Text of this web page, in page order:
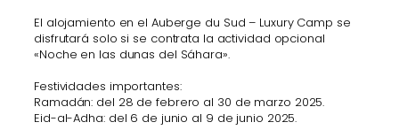
El alojamiento en el Auberge du Sud – Luxury Camp se
disfrutará solo si se contrata la actividad opcional
«Noche en las dunas del Sáhara».
Festividades importantes:
Ramadán: del 28 de febrero al 30 de marzo 2025.
Eid-al-Adha: del 6 de junio al 9 de junio 2025.